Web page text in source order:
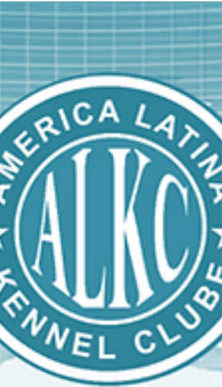
Ganhador do Leitor
Hoje foi sorteado o leitor de microchip, o
ganhador foi o BUD KENNEL de Taubaté,
parabéns! nossa equipe irá entrar em contato
para poder...